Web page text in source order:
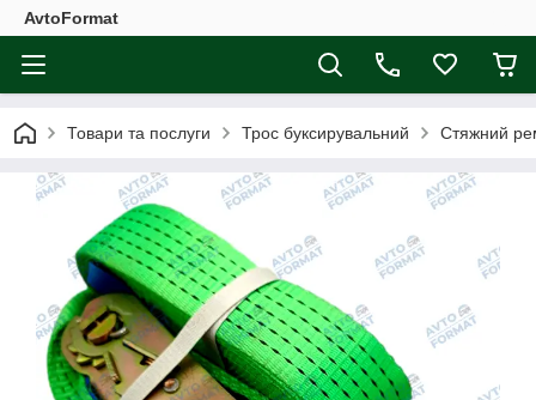
AvtoFormat
Товари та послуги Трос буксирувальний Стяжний